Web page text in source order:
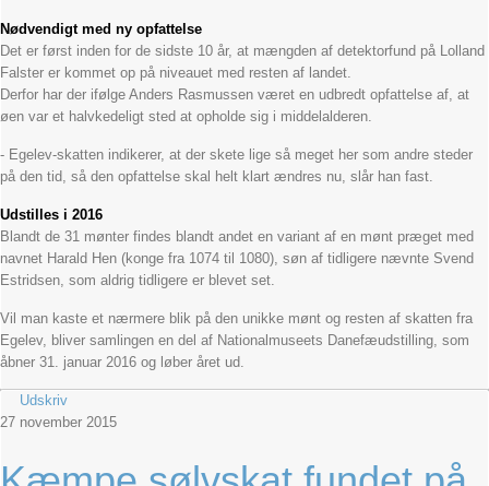
Nødvendigt med ny opfattelse
Det er først inden for de sidste 10 år, at mængden af detektorfund på Lolland
Falster er kommet op på niveauet med resten af landet.
Derfor har der ifølge Anders Rasmussen været en udbredt opfattelse af, at
øen var et halvkedeligt sted at opholde sig i middelalderen.
- Egelev-skatten indikerer, at der skete lige så meget her som andre steder
på den tid, så den opfattelse skal helt klart ændres nu, slår han fast.
Udstilles i 2016
Blandt de 31 mønter findes blandt andet en variant af en mønt præget med
navnet Harald Hen (konge fra 1074 til 1080), søn af tidligere nævnte Svend
Estridsen, som aldrig tidligere er blevet set.
Vil man kaste et nærmere blik på den unikke mønt og resten af skatten fra
Egelev, bliver samlingen en del af Nationalmuseets Danefæudstilling, som
åbner 31. januar 2016 og løber året ud.
Udskriv
27 november 2015